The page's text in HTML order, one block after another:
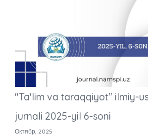
"Ta'lim va taraqqiyot" ilmiy-
jurnali 2025-yil 6-soni
Октябр, 2025